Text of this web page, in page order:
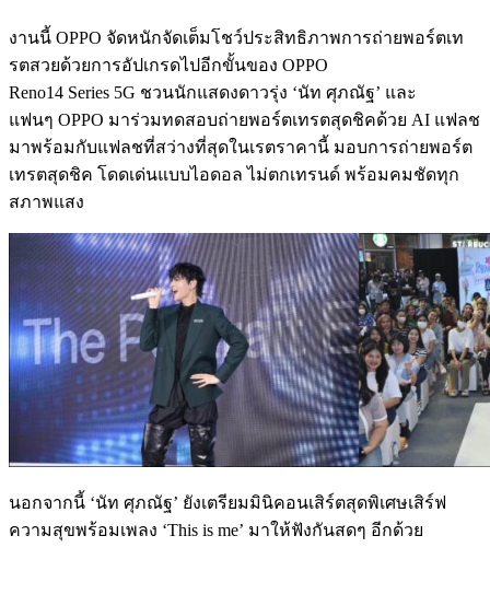
งานนี้ OPPO จัดหนักจัดเต็มโชว์ประสิทธิภาพการถ่ายพอร์ตเท
รตสวยด้วยการอัปเกรดไปอีกขั้นของ OPPO
Reno14 Series 5G ชวนนักแสดงดาวรุ่ง ‘นัท ศุภณัฐ’ และ
แฟนๆ OPPO มาร่วมทดสอบถ่ายพอร์ตเทรตสุดชิคด้วย AI แฟลช
มาพร้อมกับแฟลชที่สว่างที่สุดในเรตราคานี้ มอบการถ่ายพอร์ต
เทรตสุดชิค โดดเด่นแบบไอดอล ไม่ตกเทรนด์ พร้อมคมชัดทุก
สภาพแสง
นอกจากนี้ ‘นัท ศุภณัฐ’ ยังเตรียมมินิคอนเสิร์ตสุดพิเศษเสิร์ฟ
ความสุขพร้อมเพลง ‘This is me’ มาให้ฟังกันสดๆ อีกด้วย